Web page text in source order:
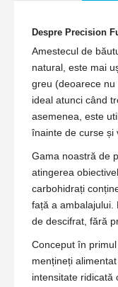
Despre Precision
Amestecul de
natural, este mai
greu (deoarece
ideal atunci când
asemenea, este
înainte de curse și
Gama noastră de
atingerea
carbohidrați
față a ambalajului.
de descifrat, fără
Conceput în
mențineți
intensitate ridicată